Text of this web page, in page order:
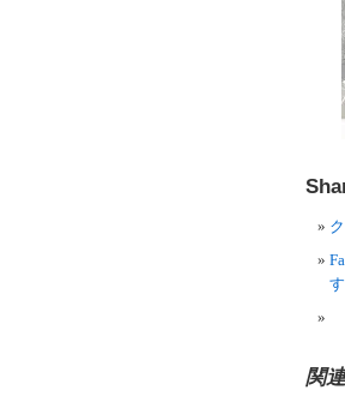
関連